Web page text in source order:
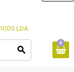
search
0